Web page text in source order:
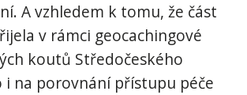
A vzhledem k tomu, že část
v rámci geocachingové
koutů Středočeského
i na porovnání přístupu péče